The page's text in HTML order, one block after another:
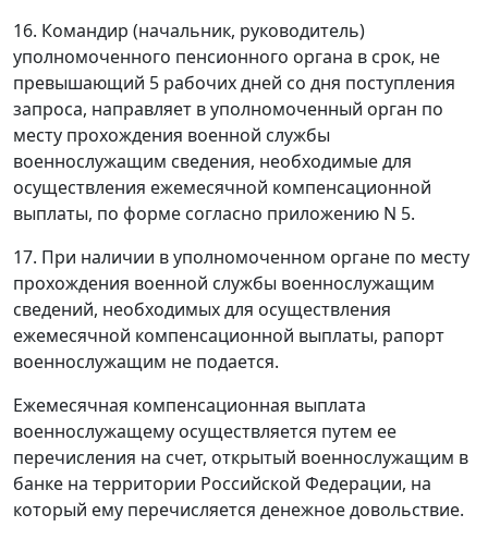
16. Командир (начальник, руководитель)
уполномоченного пенсионного органа в срок, не
превышающий 5 рабочих дней со дня поступления
запроса, направляет в уполномоченный орган по
месту прохождения военной службы
военнослужащим сведения, необходимые для
осуществления ежемесячной компенсационной
выплаты, по форме согласно приложению N 5.
17. При наличии в уполномоченном органе по месту
прохождения военной службы военнослужащим
сведений, необходимых для осуществления
ежемесячной компенсационной выплаты, рапорт
военнослужащим не подается.
Ежемесячная компенсационная выплата
военнослужащему осуществляется путем ее
перечисления на счет, открытый военнослужащим в
банке на территории Российской Федерации, на
который ему перечисляется денежное довольствие.